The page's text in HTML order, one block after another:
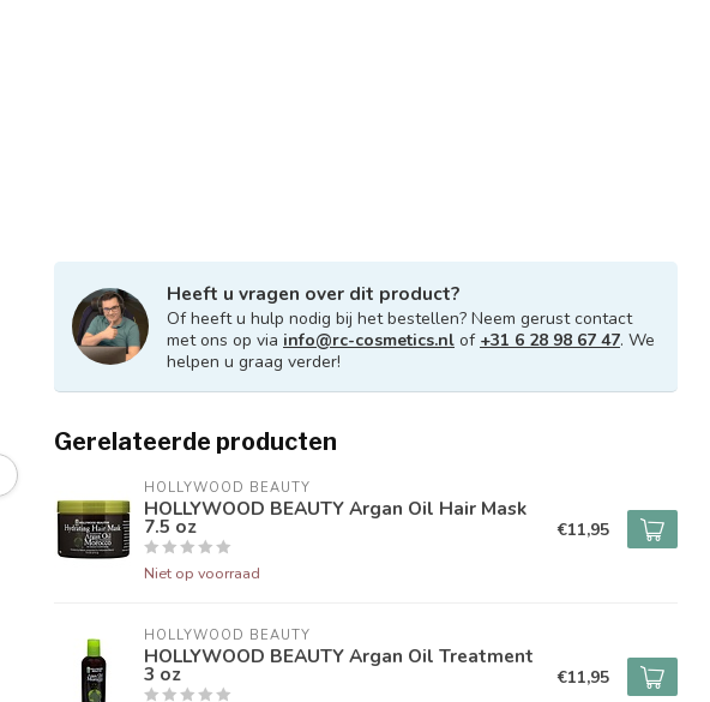
Heeft u vragen over dit product?
Of heeft u hulp nodig bij het bestellen? Neem gerust contact
met ons op via info@rc-cosmetics.nl of +31 6 28 98 67 47. We
helpen u graag verder!
Gerelateerde producten
HOLLYWOOD BEAUTY
HOLLYWOOD BEAUTY Argan Oil Hair Mask
7.5 oz
Niet op voorraad
€11,95
HOLLYWOOD BEAUTY
HOLLYWOOD BEAUTY Argan Oil Treatment
3 oz €11,95